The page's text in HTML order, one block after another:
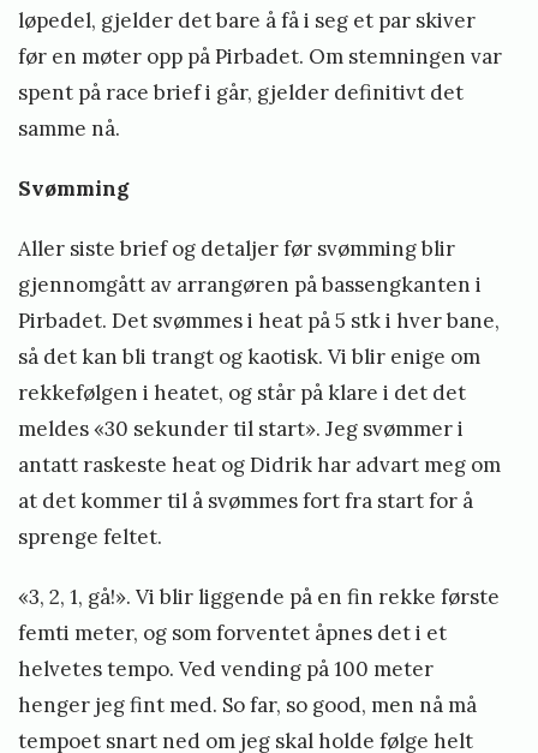
løpedel, gjelder det bare å få i seg et par skiver
før en møter opp på Pirbadet. Om stemningen var
spent på race brief i går, gjelder definitivt det
samme nå.
Svømming
Aller siste brief og detaljer før svømming blir
gjennomgått av arrangøren på bassengkanten i
Pirbadet. Det svømmes i heat på 5 stk i hver bane,
så det kan bli trangt og kaotisk. Vi blir enige om
rekkefølgen i heatet, og står på klare i det det
meldes «30 sekunder til start». Jeg svømmer i
antatt raskeste heat og Didrik har advart meg om
at det kommer til å svømmes fort fra start for å
sprenge feltet.
«3, 2, 1, gå!». Vi blir liggende på en fin rekke første
femti meter, og som forventet åpnes det i et
helvetes tempo. Ved vending på 100 meter
henger jeg fint med. So far, so good, men nå må
tempoet snart ned om jeg skal holde følge helt